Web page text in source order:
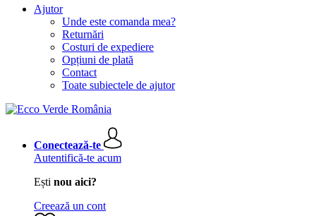
Ajutor
Unde este comanda mea?
Returnări
Costuri de expediere
Opțiuni de plată
Contact
Toate subiectele de ajutor
Conectează-te
Autentifică-te acum
Ești nou aici?
Creează un cont